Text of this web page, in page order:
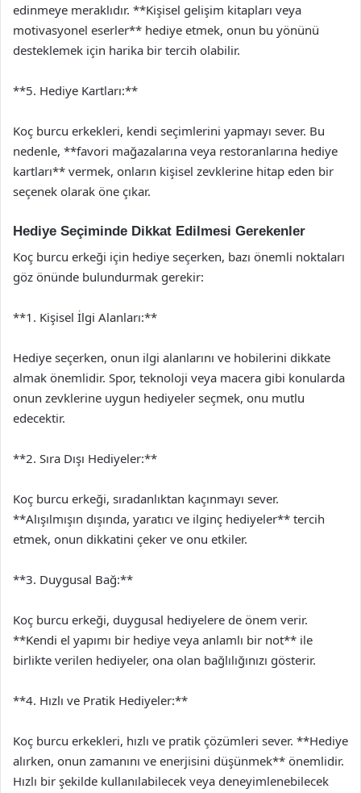
edinmeye meraklıdır. **Kişisel gelişim kitapları veya
motivasyonel eserler** hediye etmek, onun bu yönünü
desteklemek için harika bir tercih olabilir.
**5. Hediye Kartları:**
Koç burcu erkekleri, kendi seçimlerini yapmayı sever. Bu
nedenle, **favori mağazalarına veya restoranlarına hediye
kartları** vermek, onların kişisel zevklerine hitap eden bir
seçenek olarak öne çıkar.
Hediye Seçiminde Dikkat Edilmesi Gerekenler
Koç burcu erkeği için hediye seçerken, bazı önemli noktaları
göz önünde bulundurmak gerekir:
**1. Kişisel İlgi Alanları:**
Hediye seçerken, onun ilgi alanlarını ve hobilerini dikkate
almak önemlidir. Spor, teknoloji veya macera gibi konularda
onun zevklerine uygun hediyeler seçmek, onu mutlu
edecektir.
**2. Sıra Dışı Hediyeler:**
Koç burcu erkeği, sıradanlıktan kaçınmayı sever.
**Alışılmışın dışında, yaratıcı ve ilginç hediyeler** tercih
etmek, onun dikkatini çeker ve onu etkiler.
**3. Duygusal Bağ:**
Koç burcu erkeği, duygusal hediyelere de önem verir.
**Kendi el yapımı bir hediye veya anlamlı bir not** ile
birlikte verilen hediyeler, ona olan bağlılığınızı gösterir.
**4. Hızlı ve Pratik Hediyeler:**
Koç burcu erkekleri, hızlı ve pratik çözümleri sever. **Hediye
alırken, onun zamanını ve enerjisini düşünmek** önemlidir.
Hızlı bir şekilde kullanılabilecek veya deneyimlenebilecek